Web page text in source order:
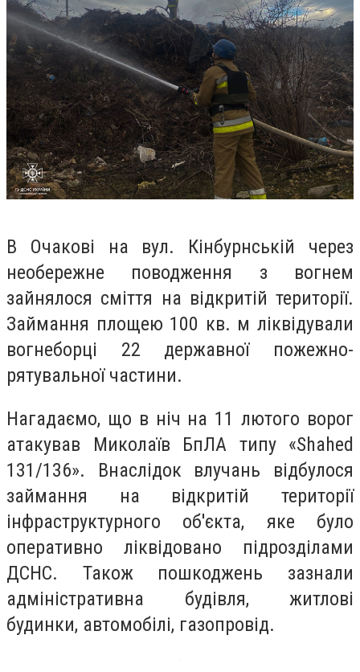
В Очакові на вул. Кінбурнській через
необережне поводження з вогнем
зайнялося сміття на відкритій території.
Займання площею 100 кв. м ліквідували
вогнеборці 22 державної пожежно-
рятувальної частини.
Нагадаємо, що в ніч на 11 лютого ворог
атакував Миколаїв БпЛА типу «Shahed
131/136». Внаслідок влучань відбулося
займання на відкритій території
інфраструктурного об'єкта, яке було
оперативно ліквідовано підрозділами
ДСНС. Також пошкоджень зазнали
адміністративна будівля, житлові
будинки, автомобілі, газопровід.